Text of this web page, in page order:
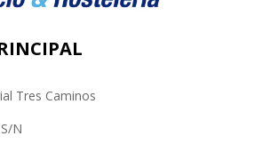
Tres Caminos
N